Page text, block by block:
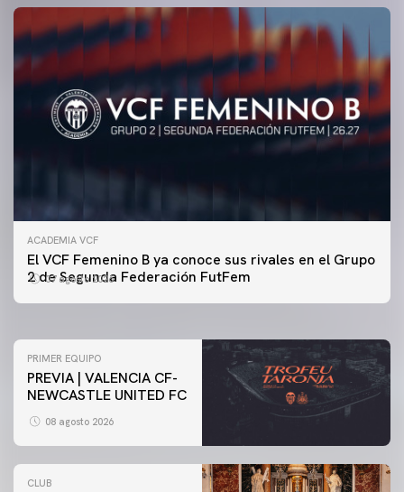
ACADEMIA VCF
El VCF Femenino B ya conoce sus rivales en el Grupo
2 de Segunda Federación FutFem
07 agosto 2026
PRIMER EQUIPO
ENTRENAMIENTO DEL VALENCIA CF 7/8/2026
PRIMER EQUIPO
PREVIA | VALENCIA CF-
NEWCASTLE UNITED FC
08 agosto 2026
CLUB